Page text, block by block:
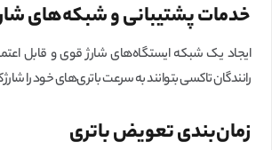
خدمات پشتیبانی و شبکه‌های
ایجاد یک شبکه ایستگاه‌های شارژ قوی و قابل
رانندگان تاکسی بتوانند به سرعت باتری‌های خود را شارژ
زمان‌بندی تعویض باتری